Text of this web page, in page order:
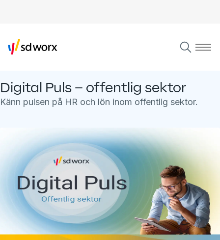
Digital Puls – offentlig sektor
Känn pulsen på HR och lön inom offentlig sektor.